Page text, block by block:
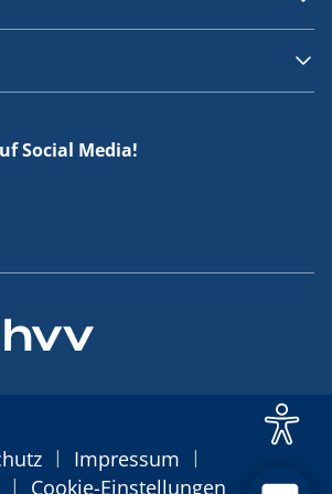
Social Media!
| Impressum |
| Cookie-Einstellungen